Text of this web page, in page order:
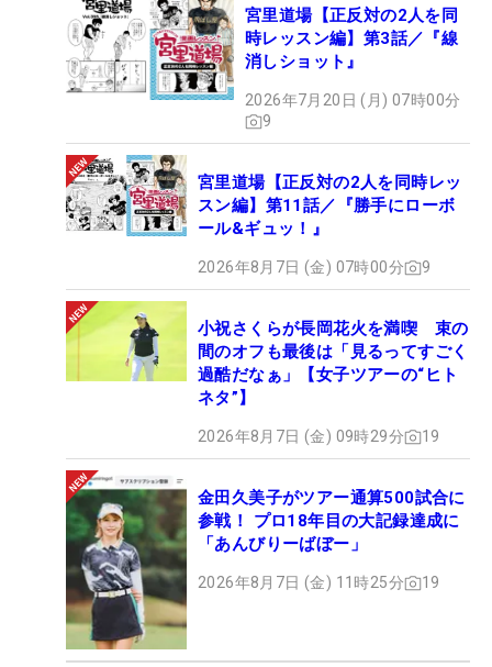
宮里道場【正反対の2人を同
時レッスン編】第3話／『線
消しショット』
2026年7月20日 (月) 07時00分
9
宮里道場【正反対の2人を同時レッ
スン編】第11話／『勝手にローボ
ール&ギュッ！』
2026年8月7日 (金) 07時00分 9
小祝さくらが長岡花火を満喫 束の
間のオフも最後は「見るってすごく
過酷だなぁ」【女子ツアーの“ヒト
ネタ”】
2026年8月7日 (金) 09時29分 19
金田久美子がツアー通算500試合に
参戦！ プロ18年目の大記録達成に
「あんびりーばぼー」
2026年8月7日 (金) 11時25分 19